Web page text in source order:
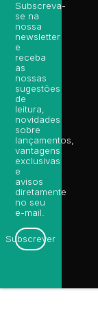
Subscreva-
se na
nossa
newsletter
e
receba
as
nossas
sugestões
de
leitura,
novidades
sobre
lançamentos,
vantagens
exclusivas
e
avisos
diretamente
no seu
e-mail.
Subscrever